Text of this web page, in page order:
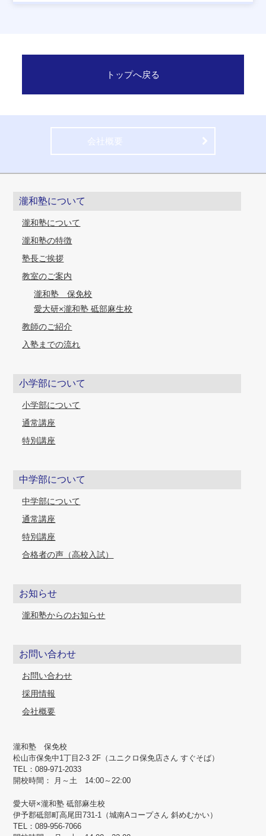
トップへ戻る
会社概要
瀧和塾について
瀧和塾について
瀧和塾の特徴
塾長ご挨拶
教室のご案内
瀧和塾 保免校
愛大研×瀧和塾 砥部麻生校
教師のご紹介
入塾までの流れ
小学部について
小学部について
通常講座
特別講座
中学部について
中学部について
通常講座
特別講座
合格者の声（高校入試）
お知らせ
瀧和塾からのお知らせ
お問い合わせ
お問い合わせ
採用情報
会社概要
瀧和塾 保免校
松山市保免中1丁目2-3 2F（ユニクロ保免店さん すぐそば）
TEL：089-971-2033
開校時間： 月～土 14:00～22:00
愛⼤研×瀧和塾 砥部⿇⽣校
伊予郡砥部町高尾田731-1（城南Aコープさん 斜めむかい）
TEL：089-956-7066